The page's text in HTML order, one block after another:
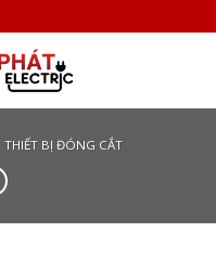
THIẾT BỊ ĐÓNG CẮT